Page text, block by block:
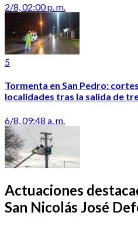
2/8, 02:00 p. m.
5
Tormenta en San Pedro:
localidades tras la salida de
6/8, 09:48 a. m.
Actuaciones
San Nicolás José